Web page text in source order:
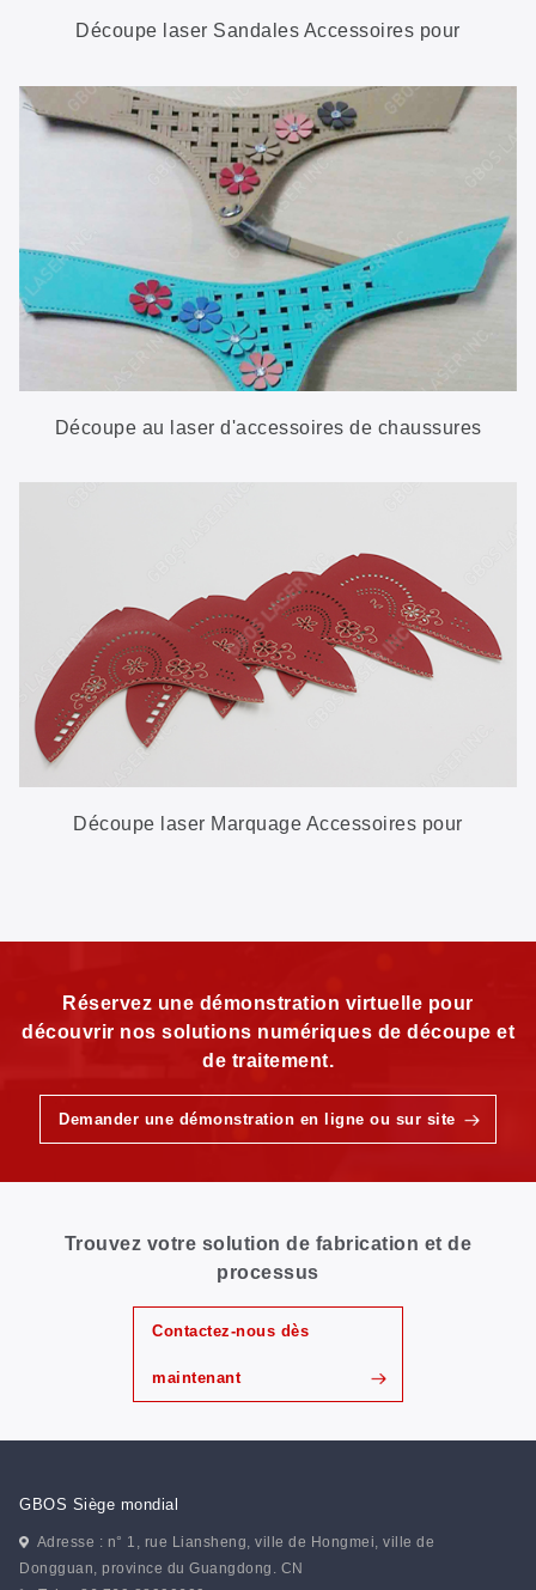
Découpe laser Sandales Accessoires pour
Découpe au laser d'accessoires de chaussures
Découpe laser Marquage Accessoires pour
Réservez une démonstration virtuelle pour
découvrir nos solutions numériques de découpe et
de traitement.
Demander une démonstration en ligne ou sur site
Trouvez votre solution de fabrication et de
processus
Contactez-nous dès
maintenant
GBOS Siège mondial
Adresse : n° 1, rue Liansheng, ville de Hongmei, ville de
Dongguan, province du Guangdong. CN